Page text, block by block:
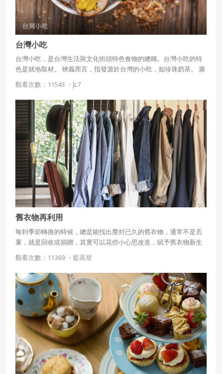
湯底，納入眾多海鮮種類及菌菇，吃時擠上檸檬汁，即我們熟知的
泰式酸辣湯 越南地形全境屬於狹長型，分別為北部紅河三角洲、中
部高原、南部湄公河三角洲，因此飲食習慣及辛香料調味上也迥異
北越為主要稻米輸出國，以米食為主 中越為陳氏阮氏王朝所在地，
過去因交通不便，皇室御廚發揮創意，研發許多精緻宮廷菜 南越為
主要海鮮捕撈區及法國殖民影響，菜餚多呈現異國風情 混合式雞肝
醬、法國火腿、法國麵包、越南點滴咖啡… 醫食同源 天然香草類入
菌增加免疫力；稻米草則是越南人愛喝的魚酸湯(Canh chua)的重要
香草 飲食代表: ￭少油少鹽多炊食，生菜多於肉類或海鮮，利用魚露
調味是一大共通點 ￭北越米食文化蓬勃，例如河粉、河內綠豆湯
圓、蕉葉鹹粿等 ￭越南蝦餅、酸魚湯、甘蔗蝦等 過去幾個世紀以
來，因為天然資源豐富，馬來半島insula被譽為黃金半島(Golden
Pen)。 島上族裔多元，有馬來人華人印度人原住民峇峇娘惹及西方
殖民後裔，飲食相當豐富 加上島嶼東南亞國家盛產辛香料，食物調
味以辛香且多變化為主，食物混搭性強烈 ￭參峇辣醬: 將蝦塊日曬後
放入乾鍋炒乾成為粉末， 另外至少結合兩種辣椒， 以石舂搗成泥狀
再和入蝦粉 ￭椰子是另一種庶民不可或缺的食材，老椰子可以榨取
椰奶，供甜點製作或釀製成椰子酒，還可刨取椰子絲製作涼拌菜，
或製成Kerisik(烤椰絲)烹做咖哩時加入，嫩椰則可以喝椰汁只可與食
用椰子肉 馬來西亞奉行回教為國教， 馬來人固定只吃Halal食物，
華人則吃豬肉或麵食，印度裔不吃牛肉多喜歡吃羊肉及素食飲食代
表: ￭亞參叻沙(Asam Laksa)，酸甜辣味道特別 ￭馬來西亞椰漿飯
(Nasi Lemak)，層次感豐富 ￭娘惹叻沙(Nyonya Laksa)，以椰奶為
基底，融入華人移民麵食傳統￭ 藥材加豬骨頭熬製的肉骨茶，雞粒
助餐(Mamak Gerai) ￭ 印度拉茶、煎餅、咖哩醬汁沾食；峇峇娘惹
族群的滷肉(Lor Bak)、娘惹糕、黑果雞(Buah Keluak Ayam) 東南
亞土地面積最小的國家，首都為新加坡市，面積小不宜耕作，所有
農產品都仰賴進口 加上族裔多樣性，延續島與東南亞國家嗜食辛香
料文化，很多新菜式被研發推廣 新加坡大街小巷有許多咖啡攤文化
(Kopitiam)或小販中心(Hawker Centre)， 隱藏功力深厚的廚師，製
作各式各樣大菜涵蓋福建菜、潮州菜、廣東菜、客家菜及海南菜 由
於鄰近印尼，著名的Bakso麵、Gudeg波羅蜜咖哩網羅其中 印度裔
移民亦帶來經典的家鄉菜成為新加坡飲食一部分飲食代表: ￭ 早餐:咖
椰吐司(kaya Tost)悶煮半生熟蛋加上咖啡烏(Kopi O) ￭ 午餐:娘惹叻
台灣小吃
台灣小吃，是台灣生活與文化街頭特色食物的總稱。台灣小吃的特
色是就地取材。 狹義而言，指發源於台灣的小吃，如珍珠奶茶。 廣
義來說，亦可以包括那些於台灣興盛、創新，於台灣隨處可見甚至
發揚光大的庶民美食，如：生煎包、蚵仔煎、肉粽、擔仔麵、滷肉
飯、炸雞排、臭豆腐、肉圓。
觀看次數：11543 ・ JL7
舊衣物再利用
每到季節轉換的時候，總是能找出塵封已久的舊衣物，通常不是丟
棄，就是回收或捐贈，其實可以花些小心思改造，賦予舊衣物新生
命。
觀看次數：11369 ・ 藍高登
使用 Facebook 帳號登入
使用 Google 帳號登入
使用 Facebook 帳號註冊
使用 Google 帳號註冊
緣會員有意願吉寶知識系統（本系統），經註冊本
系統表示您同意會員合約：
一、定義條款